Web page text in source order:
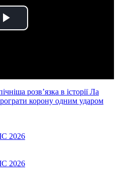
Play
розв’язка в історії Ла
корону одним ударом
2026
2026